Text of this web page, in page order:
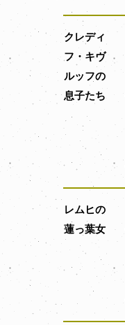
クレディ
フ・キヴ
ルッフの
息子たち
レムヒの
蓮っ葉女